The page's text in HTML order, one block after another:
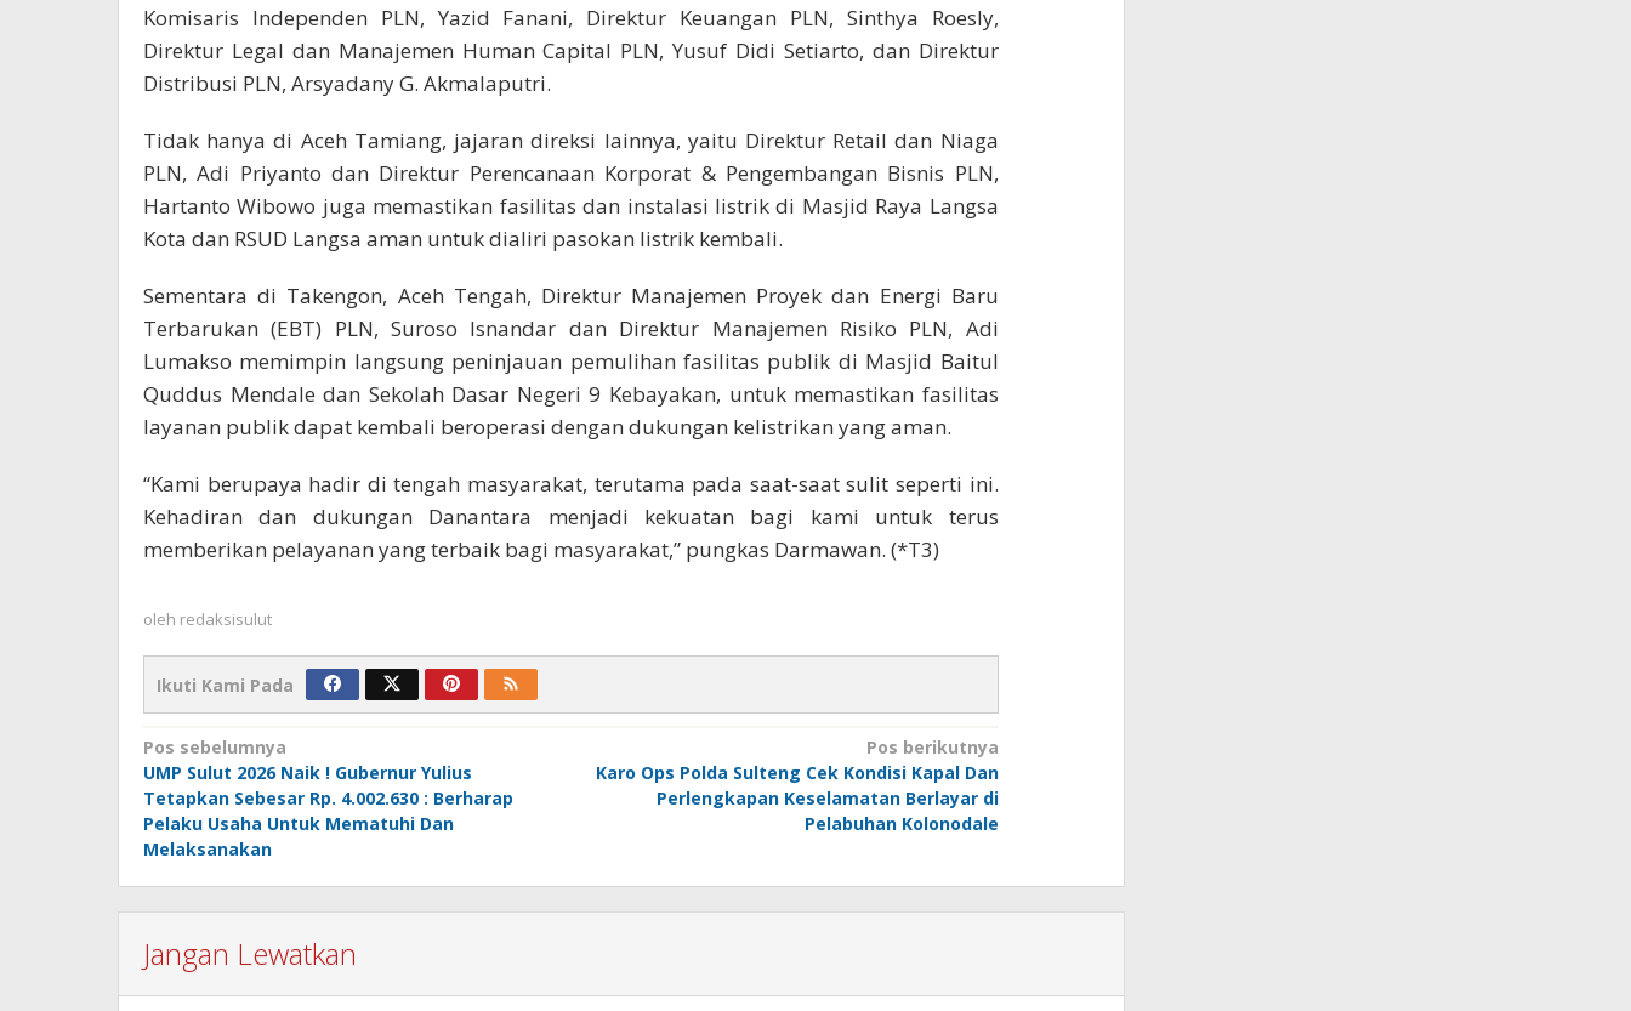
Komisaris Independen PLN, Yazid Fanani, Direktur Keuangan PLN, Sinthya Roesly,
Direktur Legal dan Manajemen Human Capital PLN, Yusuf Didi Setiarto, dan Direktur
Distribusi PLN, Arsyadany G. Akmalaputri.
Tidak hanya di Aceh Tamiang, jajaran direksi lainnya, yaitu Direktur Retail dan Niaga
PLN, Adi Priyanto dan Direktur Perencanaan Korporat & Pengembangan Bisnis PLN,
Hartanto Wibowo juga memastikan fasilitas dan instalasi listrik di Masjid Raya Langsa
Kota dan RSUD Langsa aman untuk dialiri pasokan listrik kembali.
Sementara di Takengon, Aceh Tengah, Direktur Manajemen Proyek dan Energi Baru
Terbarukan (EBT) PLN, Suroso Isnandar dan Direktur Manajemen Risiko PLN, Adi
Lumakso memimpin langsung peninjauan pemulihan fasilitas publik di Masjid Baitul
Quddus Mendale dan Sekolah Dasar Negeri 9 Kebayakan, untuk memastikan fasilitas
layanan publik dapat kembali beroperasi dengan dukungan kelistrikan yang aman.
“Kami berupaya hadir di tengah masyarakat, terutama pada saat-saat sulit seperti ini.
Kehadiran dan dukungan Danantara menjadi kekuatan bagi kami untuk terus
memberikan pelayanan yang terbaik bagi masyarakat,” pungkas Darmawan. (*T3)
oleh redaksisulut
Ikuti Kami Pada
Navigasi
pos
Pos sebelumnya
UMP Sulut 2026 Naik ! Gubernur Yulius
Tetapkan Sebesar Rp. 4.002.630 : Berharap
Pelaku Usaha Untuk Mematuhi Dan
Melaksanakan
Pos berikutnya
Karo Ops Polda Sulteng Cek Kondisi Kapal Dan
Perlengkapan Keselamatan Berlayar di
Pelabuhan Kolonodale
Jangan Lewatkan